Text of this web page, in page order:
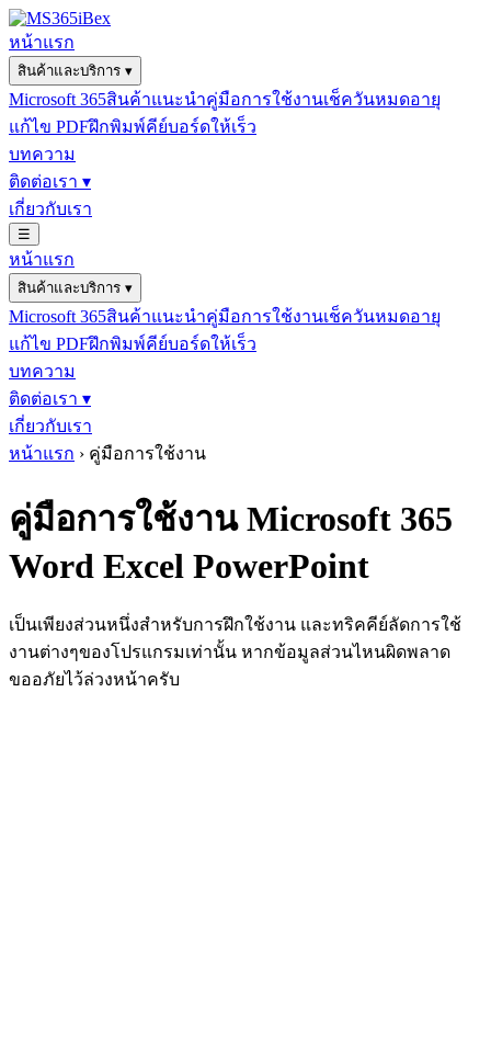
หน้าแรก
สินค้าและบริการ ▾
Microsoft 365สินค้าแนะนำคู่มือการใช้งานเช็ควันหมดอายุ
แก้ไข PDFฝึกพิมพ์คีย์บอร์ดให้เร็ว
บทความ
ติดต่อเรา ▾
เกี่ยวกับเรา
☰
หน้าแรก
สินค้าและบริการ ▾
Microsoft 365สินค้าแนะนำคู่มือการใช้งานเช็ควันหมดอายุ
แก้ไข PDFฝึกพิมพ์คีย์บอร์ดให้เร็ว
บทความ
ติดต่อเรา ▾
เกี่ยวกับเรา
หน้าแรก › คู่มือการใช้งาน
คู่มือการใช้งาน Microsoft 365
Word Excel PowerPoint
เป็นเพียงส่วนหนึ่งสำหรับการฝึกใช้งาน และทริคคีย์ลัดการใช้
งานต่างๆของโปรแกรมเท่านั้น หากข้อมูลส่วนไหนผิดพลาด
ขออภัยไว้ล่วงหน้าครับ